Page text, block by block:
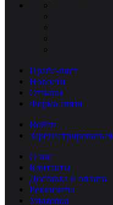
Прайс-лист
Новости
Отзывы
Форма связи
Войти
Зарегистрироваться
О нас
Контакты
Доставка и оплата
Реквизиты
Упаковка